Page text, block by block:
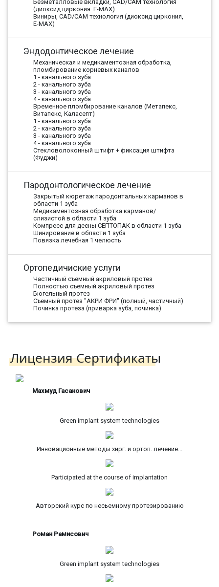
Безметалловые вкладки, CAD/CAM технология
(диоксид циркония. E-MAX)
Виниры, CAD/CAM технология (диоксид циркония,
E-MAX)
Эндодонтическое лечение
Механическая и медикаментозная обработка,
пломбирование корневых каналов
1 - канального зуба
2 - канального зуба
3 - канального зуба
4 - канального зуба
Временное пломбирование каналов (Метапекс,
Витапекс, Каласепт)
1 - канального зуба
2 - канального зуба
3 - канального зуба
4 - канального зуба
Стекловолоконный штифт + фиксация штифта
(Фуджи)
Пародонтологическое лечение
Закрытый кюретаж пародонтальных карманов в
области 1 зуба
Медикаментозная обработка карманов/
слизистой в области 1 зуба
Компресс для десны СЕПТОПАК в области 1 зуба
Шинирование в области 1 зуба
Повязка лечебная 1 челюсть
Ортопедичиские услуги
Частичный съемный акриловый протез
Полностью съемный акриловый протез
Бюгельный протез
Съемный протез "АКРИ ФРИ" (полный, частичный)
Починка протеза (приварка зуба, починка)
Лицензия Сертификаты
Махмуд Гасанович
Green implant system technologies
Инновационные методы хирг. и ортоп. лечение...
Participated at the course of implantation
Авторский курс по несьемному протезированию
Роман Рамисович
Green implant system technologies